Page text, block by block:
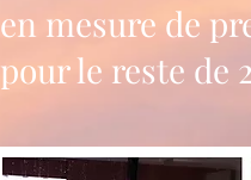
en mesure de
pour le reste de